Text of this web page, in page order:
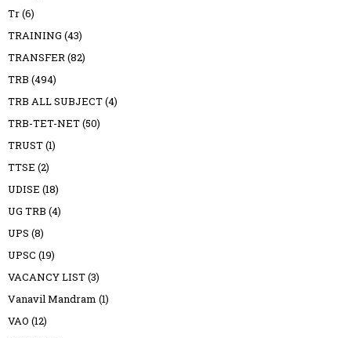
Tr(6)
TRAINING (43)
TRANSFER(82)
TRB (494)
TRB ALL SUBJECT(4)
TRB-TET-NET(50)
TRUST(1)
TTSE (2)
UDISE (18)
UG TRB (4)
UPS (8)
UPSC (19)
VACANCY LIST(3)
Vanavil Mandram (1)
VAO (12)